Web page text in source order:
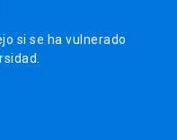
si se ha vulnerado